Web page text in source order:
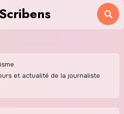
et actualité de la journaliste